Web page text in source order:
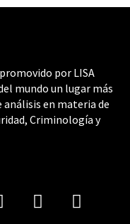
por LISA
mundo un lugar más
en materia de
Criminología y